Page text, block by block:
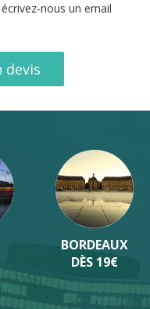
nous un email
devis
BORDEAUX
DÈS 19€